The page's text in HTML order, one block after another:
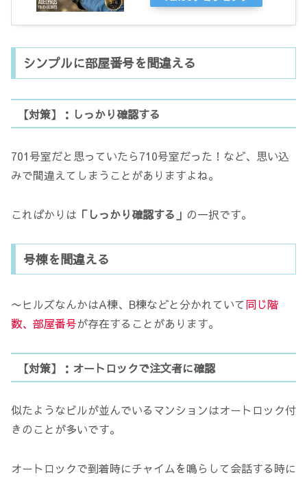
シンプルに部屋番号を間違える
【対策】：しっかり確認する
701号室だと思っていたら710号室だった！など、思い込
みで間違えてしまうことがありますよね。
こればかりは 「しっかり確認する」 の一択です。
号棟を間違える
〜ヒルズなんかはA棟、B棟などと分かれていて同じ階
数、部屋番号が存在することがあります。
【対策】：オートロックで注文者に確認
似たようなビルが並んでいるマンションはオートロック付
きのことが多いです。
オートロックで到着時にチャイムを鳴らして会話する時に